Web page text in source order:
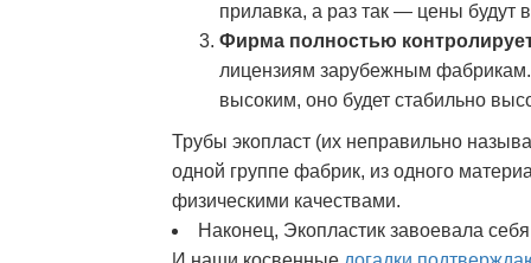
прилавка, а раз так — цены будут
Фирма полностью
лицензиям зарубежным фабрикам.
высоким, оно будет стабильно
Трубы экопласт (их неправильно
одной группе фабрик, из одного
физическими качествами.
Наконец, Экопластик завоевала